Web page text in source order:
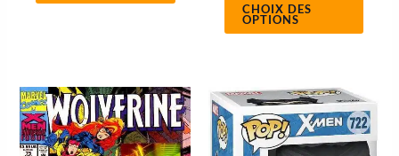
CHOIX DES
OPTIONS
Ce
produit
a